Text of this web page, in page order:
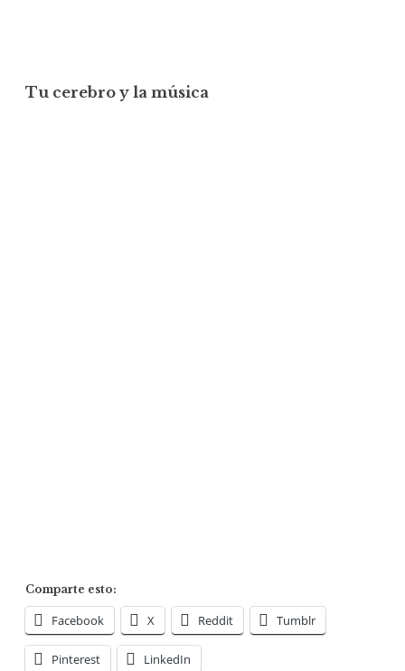
Tu cerebro y la música
Comparte esto:
Facebook X Reddit Tumblr
Pinterest LinkedIn